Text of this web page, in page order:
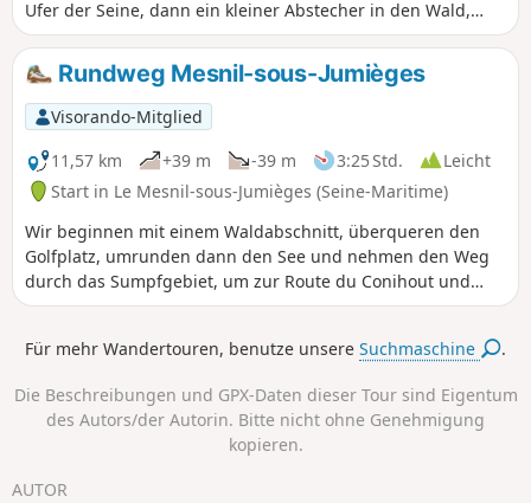
Ufer der Seine, dann ein kleiner Abstecher in den Wald,
vorbei am Manoir d'Agnès Sorel, anschließend Spaziergang
am Seeufer gegenüber dem Freizeitzentrum und
schließlich durch Sümpfe und Obstgärten entlang des
Treidelpfads.
Rundweg Mesnil-sous-Jumièges
Visorando-Mitglied
11,57 km
+39 m -39 m 3:25 Std.
Leicht
Start in Le Mesnil-sous-Jumièges (Seine-Maritime)
Wir beginnen mit einem Waldabschnitt, überqueren den
Golfplatz, umrunden dann den See und nehmen den Weg
durch das Sumpfgebiet, um zur Route du Conihout und
anschließend zum Treidelpfad zu gelangen.
Für mehr Wandertouren, benutze unsereSuchmaschine .
Die Beschreibungen und GPX-Daten dieser Tour sind Eigentum
des Autors/der Autorin. Bitte nicht ohne Genehmigung
kopieren.
AUTOR